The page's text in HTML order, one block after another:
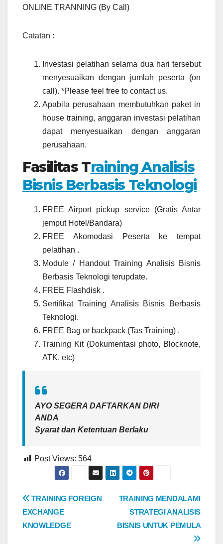
ONLINE TRANNING (By Call)
Catatan :
Investasi pelatihan selama dua hari tersebut
menyesuaikan dengan jumlah peserta (on
call). *Please feel free to contact us.
Apabila perusahaan membutuhkan paket in
house training, anggaran investasi pelatihan
dapat menyesuaikan dengan anggaran
perusahaan.
Fasilitas Training Analisis
Bisnis Berbasis Teknologi
FREE Airport pickup service (Gratis Antar
jemput Hotel/Bandara)
FREE Akomodasi Peserta ke tempat
pelatihan .
Module / Handout Training Analisis Bisnis
Berbasis Teknologi terupdate.
FREE Flashdisk .
Sertifikat Training Analisis Bisnis Berbasis
Teknologi.
FREE Bag or backpack (Tas Training) .
Training Kit (Dokumentasi photo, Blocknote,
ATK, etc)
AYO SEGERA DAFTARKAN DIRI
ANDA
Syarat dan Ketentuan Berlaku
Post Views: 564
Post
navigation
TRAINING MENDALAMI
STRATEGI ANALISIS
BISNIS UNTUK PEMULA
TRAINING FOREIGN
EXCHANGE
KNOWLEDGE